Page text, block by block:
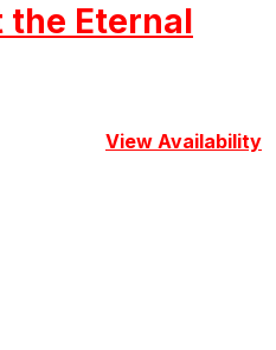
the Eternal
View Availability